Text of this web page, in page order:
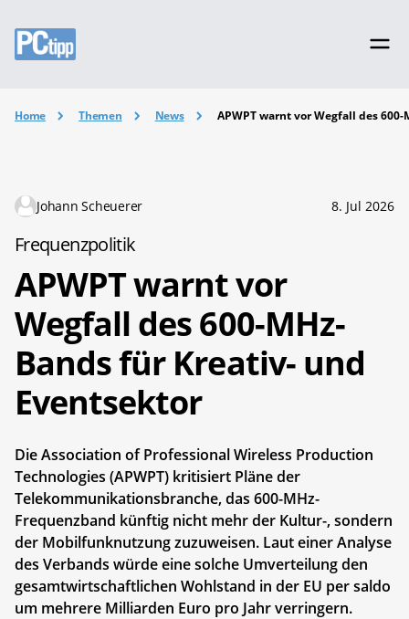
Home Themen News APWPT warnt vor Wegfall des
Johann Scheuerer 8. Jul 2026
Frequenzpolitik
APWPT warnt vor
Wegfall des 600-MHz-
Bands für Kreativ- und
Eventsektor
Die Association of Professional Wireless Production
Technologies (APWPT) kritisiert Pläne der
Telekommunikationsbranche, das 600-MHz-
Frequenzband künftig nicht mehr der Kultur-, sondern
der Mobilfunknutzung zuzuweisen. Laut einer Analyse
des Verbands würde eine solche Umverteilung den
gesamtwirtschaftlichen Wohlstand in der EU per saldo
um mehrere Milliarden Euro pro Jahr verringern.